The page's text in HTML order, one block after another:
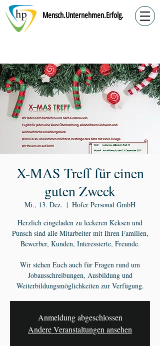
Mensch.Unternehmen.Erfolg.
X-MAS Treff für einen
guten Zweck
Mi., 13. Dez.
  |
Hofer Personal GmbH
Herzlich eingeladen zu leckeren Keksen und
Punsch sind alle Mitarbeiter mit Ihren Familien,
Bewerber, Kunden, Interessierte, Freunde.
Wir stehen Euch auch für Fragen rund um
Jobausschreibungen, Ausbildung und
Weiterbildungsmöglichkeiten zur Verfügung.
Anmeldung abgeschlossen
Andere Veranstaltungen ansehen